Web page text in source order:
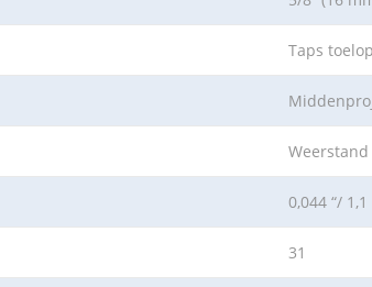
Taps
Weerstand
0,044 “/
31